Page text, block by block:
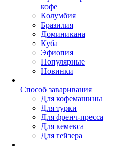
кофе
Колумбия
Бразилия
Доминикана
Куба
Эфиопия
Популярные
Новинки
Способ заваривания
Для кофемашины
Для турки
Для френч-пресса
Для кемекса
Для гейзера